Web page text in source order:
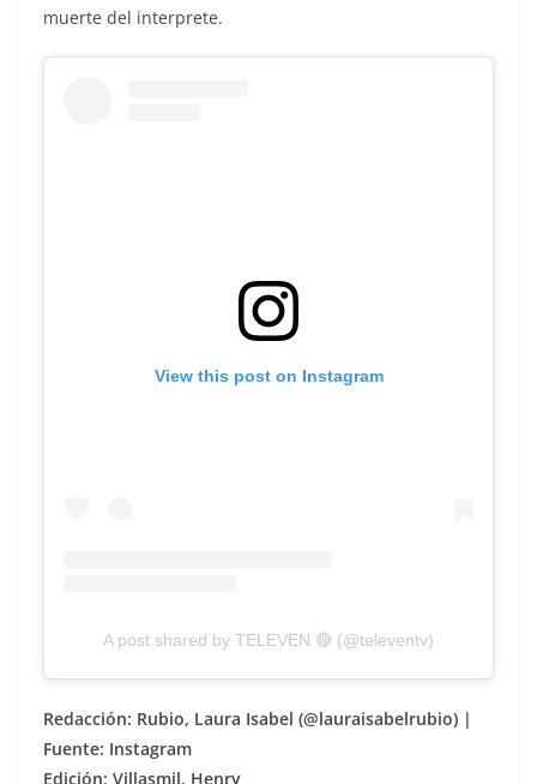
muerte del interprete.
View this post on Instagram
A post shared by TELEVEN 🔴 (@televentv)
Redacción: Rubio, Laura Isabel (@lauraisabelrubio) |
Fuente: Instagram
Edición: Villasmil, Henry